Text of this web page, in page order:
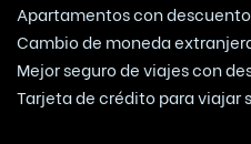
Apartamentos con descuento
Cambio de moneda
Mejor seguro de viajes con
Tarjeta de crédito para viajar